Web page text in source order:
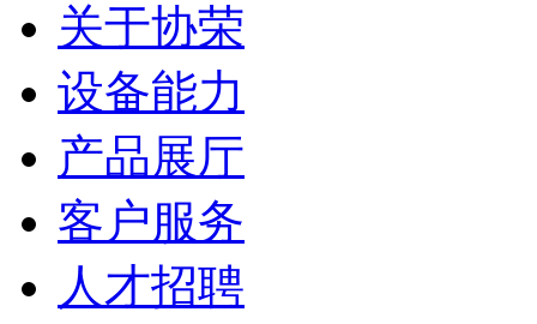
关于协荣
设备能力
产品展厅
客户服务
人才招聘